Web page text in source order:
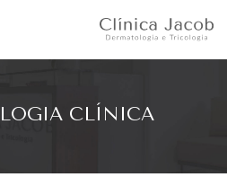
CLÍNICA